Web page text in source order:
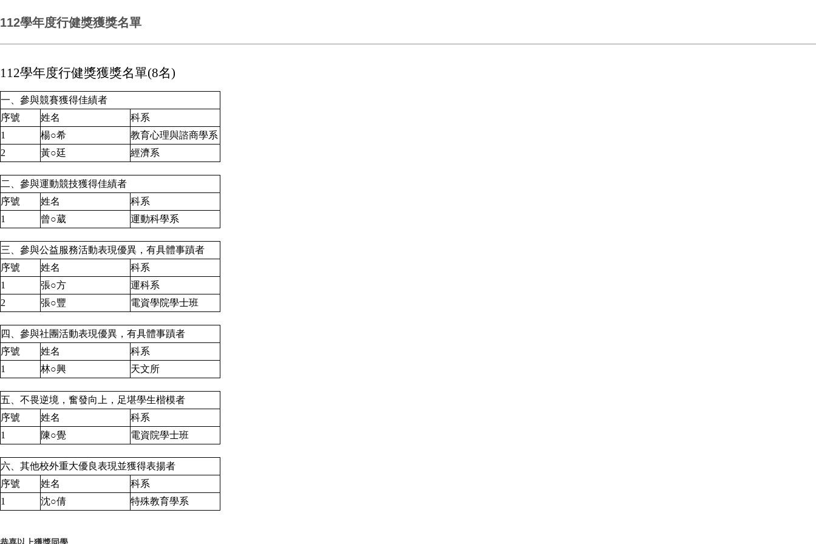
112學年度行健獎獲獎名單
112學年度行健獎獲獎名單(8名)
一、參與競賽獲得佳績者
序號
姓名
科系
1
楊○希
教育心理與諮商學系
2
黃○廷 經濟系
二、參與運動競技獲得佳績者
序號
姓名
科系
1
曾○葳 運動科學系
三、參與公益服務活動表現優異，有具體事蹟者
序號
姓名
科系
1
張○方
運科系
2
張○豐 電資學院學士班
四、參與社團活動表現優異，有具體事蹟者
序號
姓名
科系
1
林○興 天文所
五、不畏逆境，奮發向上，足堪學生楷模者
序號
姓名
科系
1
陳○覺 電資院學士班
六、其他校外重大優良表現並獲得表揚者
序號
姓名
科系
1
沈○倩 特殊教育學系